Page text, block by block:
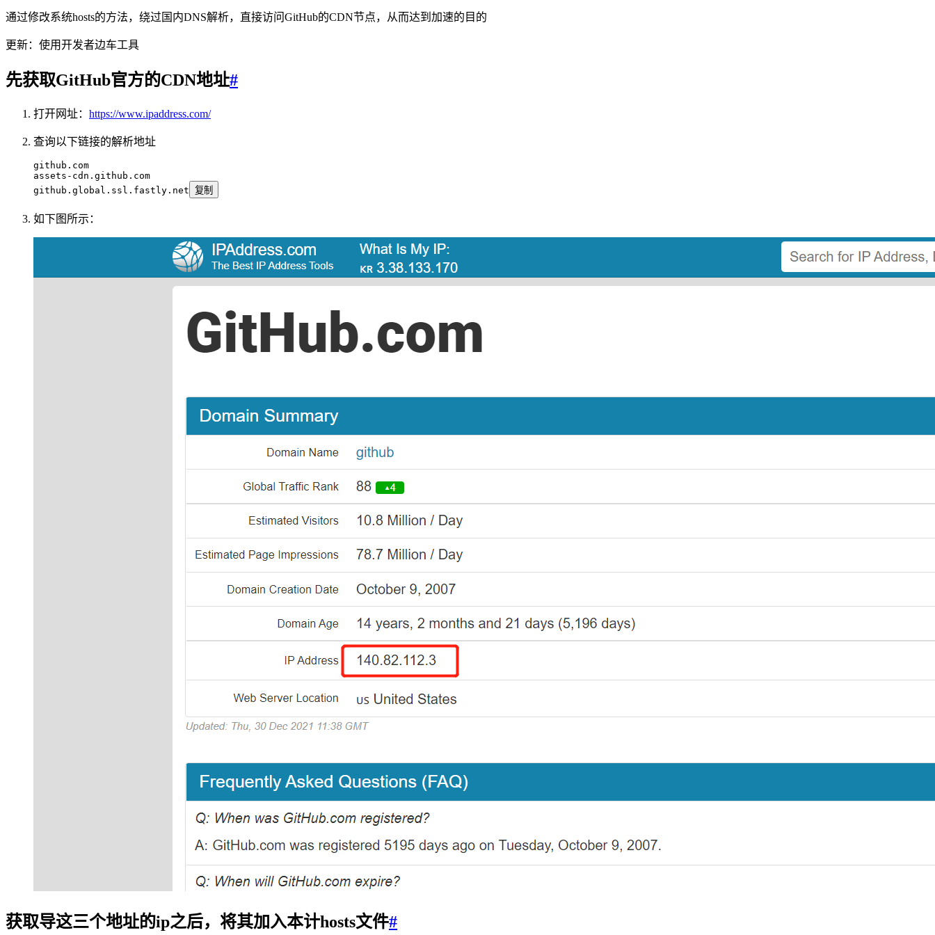
通过修改系统hosts的方法，绕过国内DNS解析，直接访问GitHub的CDN节点，从而达到加速的目的
更新：使用开发者边车工具
先获取GitHub官方的CDN地址#
打开网址： https://www.ipaddress.com/
查询以下链接的解析地址
github.com
assets-cdn.github.com
github.global.ssl.fastly.net 复制
如下图所示：
获取导这三个地址的ip之后，将其加入本计hosts文件#